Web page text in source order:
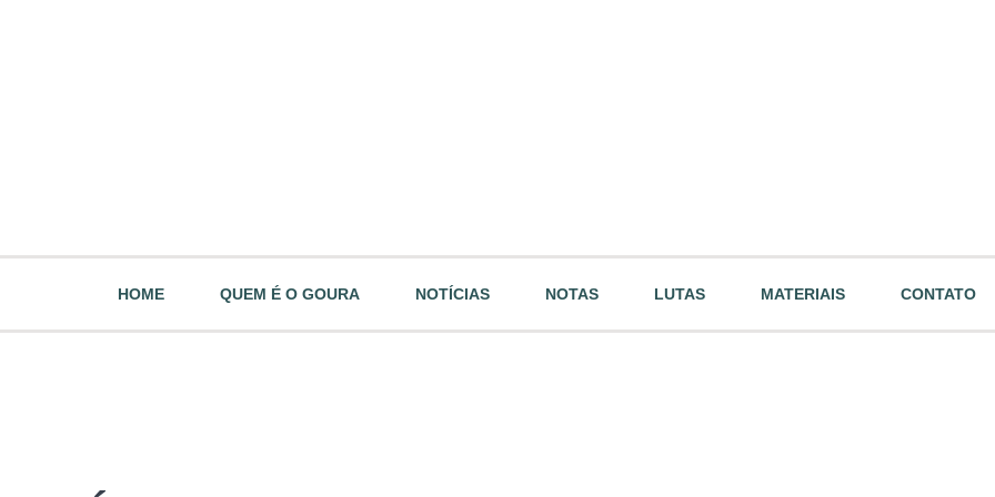
HOME QUEM É O GOURA NOTÍCIAS NOTAS LUTAS MATERIAIS CONTATO